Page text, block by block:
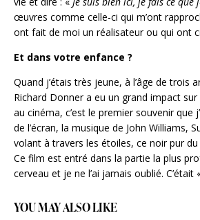
œuvres comme celle-ci qui m’ont
ont fait de moi un réalisateur ou qui ont
Et dans votre enfance ?
Quand j’étais très jeune, à l’âge de trois
Richard Donner a eu un grand impact
au cinéma, c’est le premier souvenir que
de l’écran, la musique de John Williams,
volant à travers les étoiles, ce noir pur
Ce film est entré dans la partie la plus
cerveau et je ne l’ai jamais oublié. C’était
YOU MAY ALSO LIKE